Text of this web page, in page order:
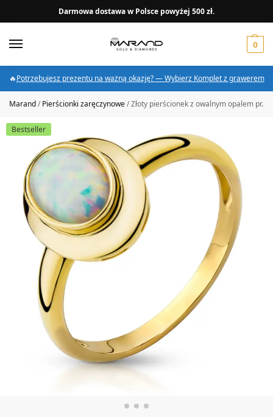
Darmowa dostawa w Polsce powyżej 500 zł.
0
🔥Potrzebujesz prezentu na ważną okazję? — Wybierz Komplet z grawerem
Marand/Pierścionki zaręczynowe/Złoty pierścionek z owalnym opalem
Bestseller